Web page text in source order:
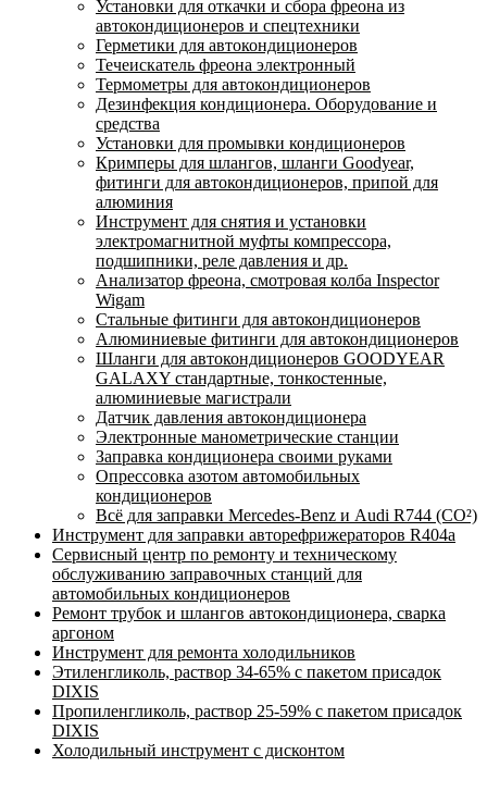
Установки для откачки и сбора фреона из
автокондиционеров и спецтехники
Герметики для автокондиционеров
Течеискатель фреона электронный
Термометры для автокондиционеров
Дезинфекция кондиционера. Оборудование и
средства
Установки для промывки кондиционеров
Кримперы для шлангов, шланги Goodyear,
фитинги для автокондиционеров, припой для
алюминия
Инструмент для снятия и установки
электромагнитной муфты компрессора,
подшипники, реле давления и др.
Анализатор фреона, смотровая колба Inspector
Wigam
Стальные фитинги для автокондиционеров
Алюминиевые фитинги для автокондиционеров
Шланги для автокондиционеров GOODYEAR
GALAXY стандартные, тонкостенные,
алюминиевые магистрали
Датчик давления автокондиционера
Электронные манометрические станции
Заправка кондиционера своими руками
Опрессовка азотом автомобильных
кондиционеров
Всё для заправки Mercedes-Benz и Audi R744 (CO²)
Инструмент для заправки авторефрижераторов R404a
Сервисный центр по ремонту и техническому
обслуживанию заправочных станций для
автомобильных кондиционеров
Ремонт трубок и шлангов автокондиционера, сварка
аргоном
Инструмент для ремонта холодильников
Этиленгликоль, раствор 34-65% с пакетом присадок
DIXIS
Пропиленгликоль, раствор 25-59% с пакетом присадок
DIXIS
Холодильный инструмент с дисконтом